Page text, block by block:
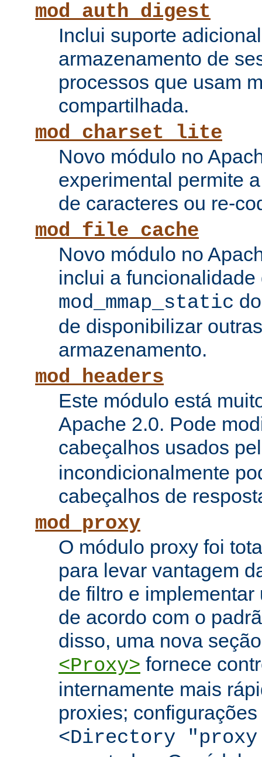
mod_auth_digest
Inclui suporte
armazenamento de
processos que usam
compartilhada.
mod_charset_lite
Novo módulo no
experimental permite
de caracteres ou re-
mod_file_cache
Novo módulo no
inclui a funcionalidade
mod_mmap_static
de disponibilizar
armazenamento.
mod_headers
Este módulo está
Apache 2.0. Pode
cabeçalhos usados
incondicionalmente
cabeçalhos de
mod_proxy
O módulo proxy foi
para levar vantagem
de filtro e
de acordo com o
disso, uma nova
<Proxy> fornece
internamente mais
proxies;
<Directory